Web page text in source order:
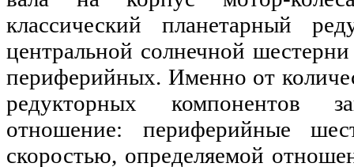
классический планетарный
центральной солнечной
периферийных. Именно от
редукторных компонентов
отношение: периферийные
скоростью, определяемой